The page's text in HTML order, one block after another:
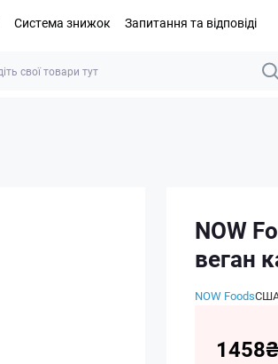
Система знижок Запитання та відповіді
NOW
веган
NOW Foods
1458₴